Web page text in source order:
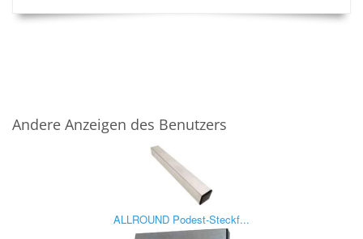
Andere Anzeigen des Benutzers
ALLROUND Podest-Steckf...